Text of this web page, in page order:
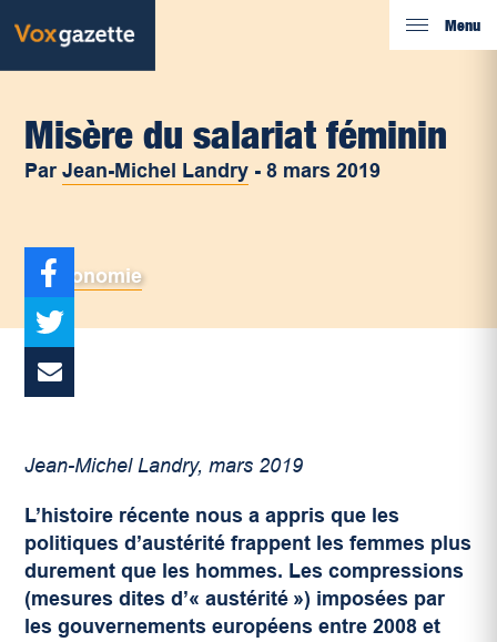
Menu
Misère du salariat féminin
ParJean-Michel Landry -8 mars 2019
Économie
Jean-Michel Landry, mars 2019
L’histoire récente nous a appris que les
politiques d’austérité frappent les femmes plus
durement que les hommes. Les compressions
(mesures dites d’« austérité ») imposées par
les gouvernements européens entre 2008 et